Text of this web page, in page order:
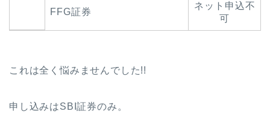
FFG証券
ネット申込不
可
これは全く悩みませんでした!!
申し込みはSBI証券のみ。